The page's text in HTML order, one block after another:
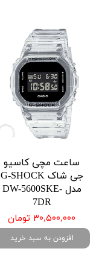
ساعت مچی کاسیو
جی شاک G-SHOCK
مدل DW-5600SKE-
7DR
۳۰,۵۰۰,۰۰۰ تومان
افزودن به سبد خرید